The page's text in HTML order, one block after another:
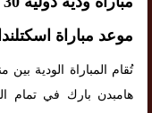
موعد مباراة
تُقام المباراة الودية